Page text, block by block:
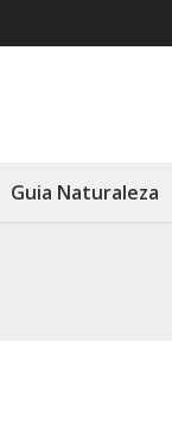
Guia Naturaleza